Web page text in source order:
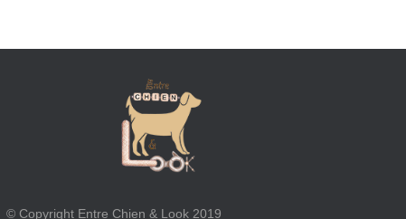
© Copyright Entre Chien & Look 2019